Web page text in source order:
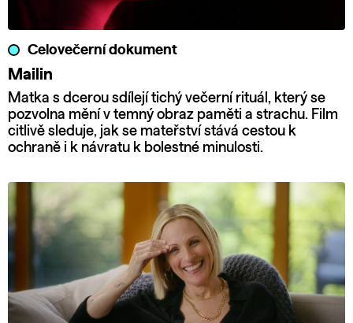
Celovečerní dokument
Mailin
Matka s dcerou sdílejí tichý večerní rituál, který se
pozvolna mění v temný obraz paměti a strachu. Film
citlivě sleduje, jak se mateřství stává cestou k
ochraně i k návratu k bolestné minulosti.